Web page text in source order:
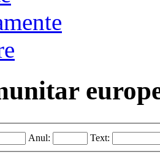
Anul: Text: